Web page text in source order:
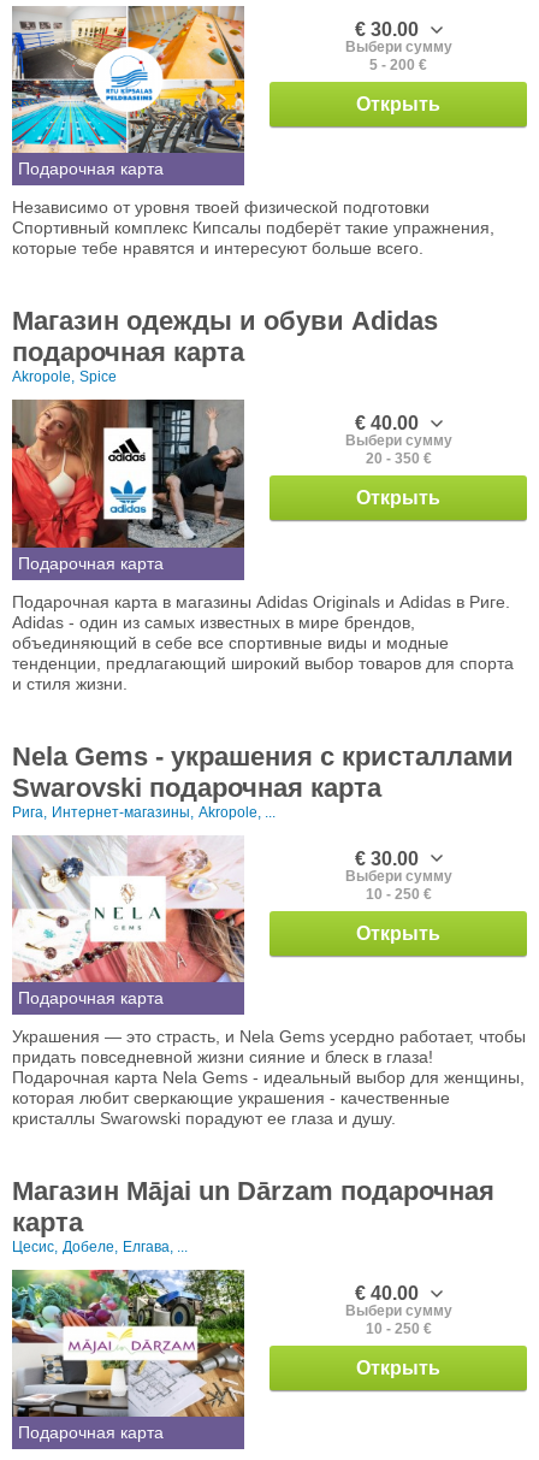
Подарочная карта
€ 30.00
Выбери сумму
5 - 200 €
Открыть
Независимо от уровня твоей физической подготовки
Спортивный комплекс Кипсалы подберёт такие упражнения,
которые тебе нравятся и интересуют больше всего.
Магазин одежды и обуви Adidas
подарочная карта
Akropole, Spice
Подарочная карта
€ 40.00
Выбери сумму
20 - 350 €
Открыть
Подарочная карта в магазины Adidas Originals и Adidas в Риге.
Adidas - один из самых известных в мире брендов,
объединяющий в себе все спортивные виды и модные
тенденции, предлагающий широкий выбор товаров для спорта
и стиля жизни.
Nela Gems - украшения с кристаллами
Swarovski подарочная карта
Рига, Интернет-магазины, Akropole, ...
Подарочная карта
€ 30.00
Выбери сумму
10 - 250 €
Открыть
Украшения — это страсть, и Nela Gems усердно работает, чтобы
придать повседневной жизни сияние и блеск в глаза!
Подарочная карта Nela Gems - идеальный выбор для женщины,
которая любит сверкающие украшения - качественные
кристаллы Swarowski порадуют ее глаза и душу.
Магазин Mājai un Dārzam подарочная
карта
Цесис, Добеле, Елгава, ...
Подарочная карта
€ 40.00
Выбери сумму
10 - 250 €
Открыть